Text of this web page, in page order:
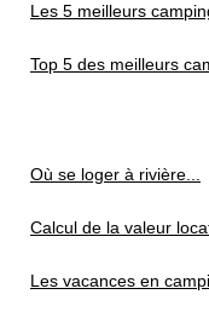
Les 5 meilleurs
Top 5 des meilleurs
Où se loger à rivière...
Calcul de la valeur
Les vacances en